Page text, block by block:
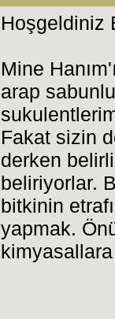
Hoşgeldiniz
Mine
arap
Fakat sizin
derken
beliriyorlar.
bitkinin
yapmak.